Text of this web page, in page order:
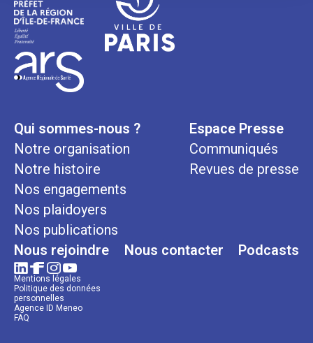
Qui sommes-nous ?
Notre organisation
Notre histoire
Nos engagements
Nos plaidoyers
Nos publications
Espace Presse
Communiqués
Revues de presse
Nous rejoindre Nous contacter Podcasts
Mentions légales
Politique des données
personnelles
Agence ID Meneo
FAQ